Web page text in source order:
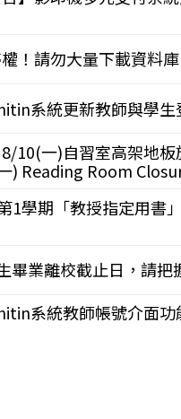
！請勿大量下載資料庫
系統更新教師與學生
8/10(一)自習室高架地
) Reading Room
1學期「教授指定用書
畢業離校截止日，請把
系統教師帳號介面功